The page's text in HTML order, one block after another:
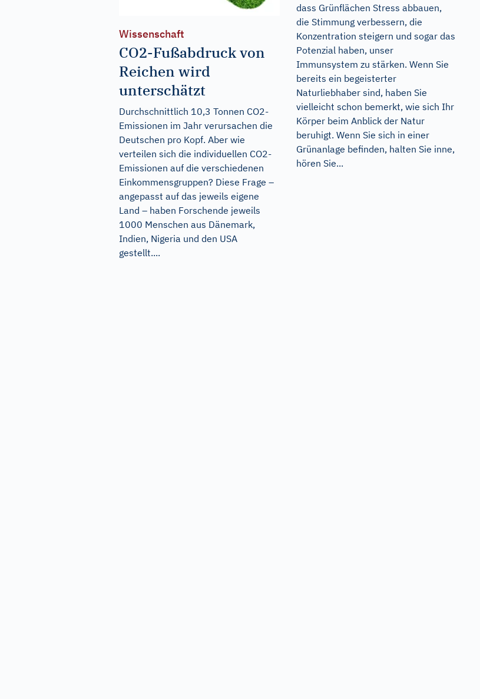
Wissenschaft
CO2-Fußabdruck von
Reichen wird
unterschätzt
Durchschnittlich 10,3 Tonnen CO2-
Emissionen im Jahr verursachen die
Deutschen pro Kopf. Aber wie
verteilen sich die individuellen CO2-
Emissionen auf die verschiedenen
Einkommensgruppen? Diese Frage –
angepasst auf das jeweils eigene
Land – haben Forschende jeweils
1000 Menschen aus Dänemark,
Indien, Nigeria und den USA
gestellt....
dass Grünflächen Stress abbauen,
die Stimmung verbessern, die
Konzentration steigern und sogar das
Potenzial haben, unser
Immunsystem zu stärken. Wenn Sie
bereits ein begeisterter
Naturliebhaber sind, haben Sie
vielleicht schon bemerkt, wie sich Ihr
Körper beim Anblick der Natur
beruhigt. Wenn Sie sich in einer
Grünanlage befinden, halten Sie inne,
hören Sie...